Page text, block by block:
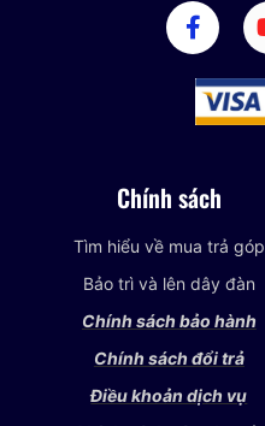
Chính sách
Tìm hiểu về mua trả góp
Bảo trì và lên dây đàn
Chính sách bảo hành
Chính sách đổi trả
Điều khoản dịch vụ